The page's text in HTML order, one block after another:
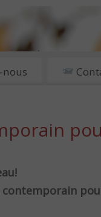
À PARIS
nous
contemporain